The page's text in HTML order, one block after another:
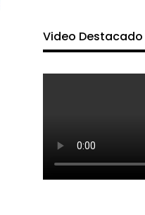
Video Destacado